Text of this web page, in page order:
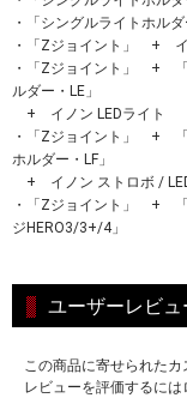
・「シングルライトホル
・「Zジョイント」 +
・「Zジョイント」 + 「
ルダー・LE」
+ イノン LEDライト
・「Zジョイント」 + 「
ホルダー・LF」
+ イノン ストロボ /
・「Zジョイント」 + 「
ジHERO3/3+/4」
ユーザーレビュ
この商品に寄せられたカ
レビューを評価するには